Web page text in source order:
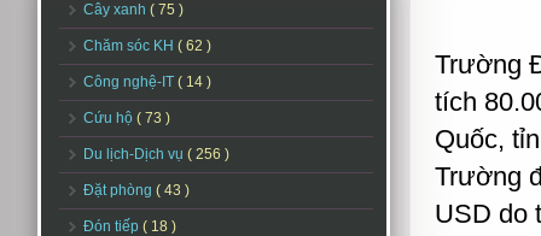
Cây xanh ( 75 )
Chăm sóc KH ( 62 )
Công nghệ-IT ( 14 )
Cứu hộ ( 73 )
Du lịch-Dịch vụ ( 256 )
Đặt phòng ( 43 )
Đón tiếp ( 18 )
Trường
tích
Quốc,
Trường
USD do